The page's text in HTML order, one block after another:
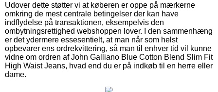
Udover dette støtter vi at køberen er oppe på mærkerne
omkring de mest centrale betingelser der kan have
indflydelse på transaktionen, eksempelvis den
ombytningsrettighed webshoppen lover. I den sammenhæng
er det ydermere essesentielt, at man når som helst
opbevarer ens ordrekvittering, så man til enhver tid vil kunne
vidne om ordren af John Galliano Blue Cotton Blend Slim Fit
High Waist Jeans, hvad end du er på indkøb til en herre eller
dame.